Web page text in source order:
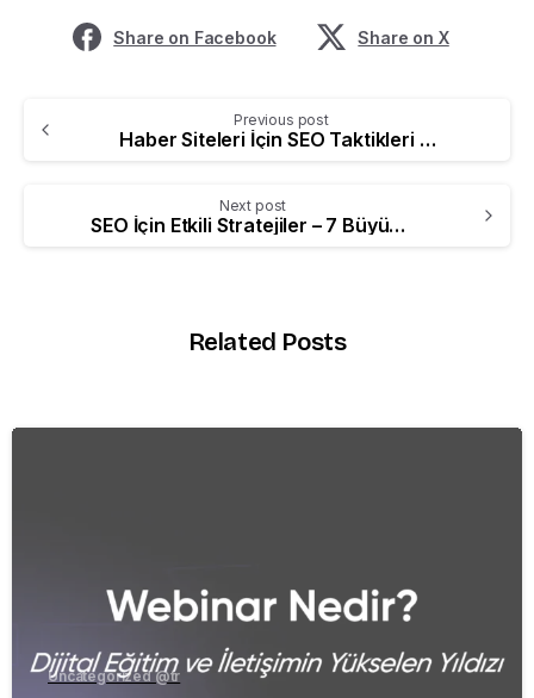
Share on Facebook Share on X
Previous post
Haber Siteleri İçin SEO Taktikleri 2023
Next post
SEO İçin Etkili Stratejiler – 7 Büyük Strateji
Related Posts
Uncategorized @tr